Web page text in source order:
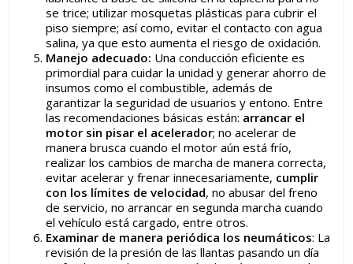
se trice; utilizar mosquetas plásticas para cubrir el
piso siempre; así como, evitar el contacto con agua
salina, ya que esto aumenta el riesgo de oxidación.
Manejo adecuado: Una conducción eficiente es
primordial para cuidar la unidad y generar ahorro de
insumos como el combustible, además de
garantizar la seguridad de usuarios y entono. Entre
las recomendaciones básicas están: arrancar el
motor sin pisar el acelerador; no acelerar de
manera brusca cuando el motor aún está frío,
realizar los cambios de marcha de manera correcta,
evitar acelerar y frenar innecesariamente, cumplir
con los límites de velocidad, no abusar del freno
de servicio, no arrancar en segunda marcha cuando
el vehículo está cargado, entre otros.
Examinar de manera periódica los neumáticos: La
revisión de la presión de las llantas pasando un día